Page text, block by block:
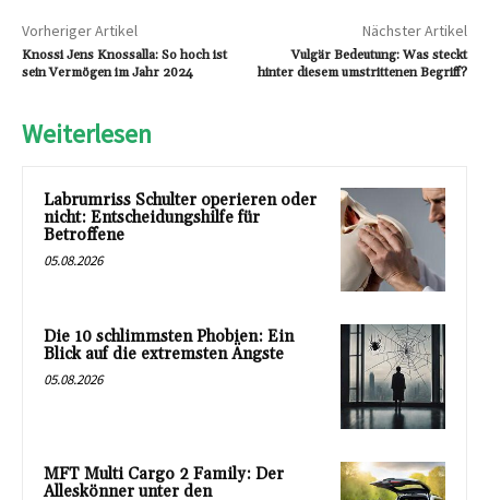
Vorheriger Artikel
Knossi Jens Knossalla: So hoch ist
sein Vermögen im Jahr 2024
Nächster Artikel
Vulgär Bedeutung: Was steckt
hinter diesem umstrittenen Begriff?
Weiterlesen
Labrumriss Schulter operieren oder
nicht: Entscheidungshilfe für
Betroffene
05.08.2026
Die 10 schlimmsten Phobien: Ein
Blick auf die extremsten Ängste
05.08.2026
MFT Multi Cargo 2 Family: Der
Alleskönner unter den